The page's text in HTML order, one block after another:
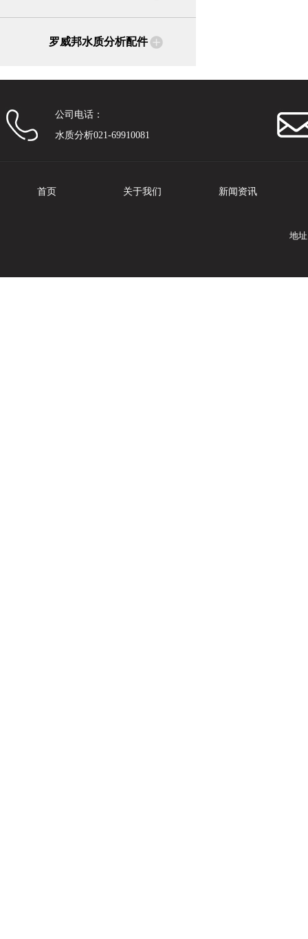
罗威邦水质分析配件
公司电话：
水质分析021-69910081
首页 关于我们 新闻资讯
地